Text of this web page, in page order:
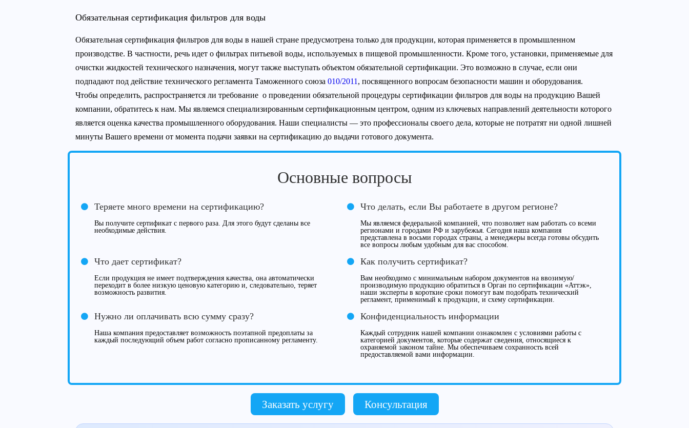
Обязательная сертификация фильтров для воды
Обязательная сертификация фильтров для воды в нашей стране предусмотрена только для продукции, которая применяется в промышленном
производстве. В частности, речь идет о фильтрах питьевой воды, используемых в пищевой промышленности. Кроме того, установки, применяемые для
очистки жидкостей технического назначения, могут также выступать объектом обязательной сертификации. Это возможно в случае, если они
подпадают под действие технического регламента Таможенного союза 010/2011 , посвященного вопросам безопасности машин и оборудования.
Чтобы определить, распространяется ли требование о проведении обязательной процедуры сертификации фильтров для воды на продукцию Вашей
компании, обратитесь к нам. Мы являемся специализированным сертификационным центром, одним из ключевых направлений деятельности которого
является оценка качества промышленного оборудования. Наши специалисты — это профессионалы своего дела, которые не потратят ни одной лишней
минуты Вашего времени от момента подачи заявки на сертификацию до выдачи готового документа.
Основные вопросы
Теряете много времени на сертификацию?
Вы получите сертификат с первого раза. Для этого будут сделаны все
необходимые действия.
Что делать, если Вы работаете в другом регионе?
Мы являемся федеральной компанией, что позволяет нам работать со всеми
регионами и городами РФ и зарубежья. Сегодня наша компания
представлена в восьми городах страны, а менеджеры всегда готовы обсудить
все вопросы любым удобным для вас способом.
Что дает сертификат?
Если продукция не имеет подтверждения качества, она автоматически
переходит в более низкую ценовую категорию и, следовательно, теряет
возможность развития.
Как получить сертификат?
Вам необходимо с минимальным набором документов на ввозимую/
производимую продукцию обратиться в Орган по сертификации «Аттэк»,
наши эксперты в короткие сроки помогут вам подобрать технический
регламент, применимый к продукции, и схему сертификации.
Нужно ли оплачивать всю сумму сразу?
Наша компания предоставляет возможность поэтапной предоплаты за
каждый последующий объем работ согласно прописанному регламенту.
Конфиденциальность информации
Каждый сотрудник нашей компании ознакомлен с условиями работы с
категорией документов, которые содержат сведения, относящиеся к
охраняемой законом тайне. Мы обеспечиваем сохранность всей
предоставляемой вами информации.
Заказать услугу Консультация